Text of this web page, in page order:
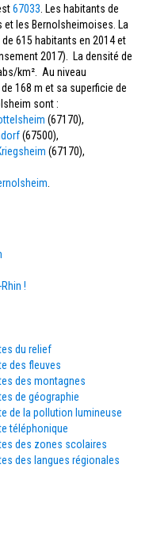
67033 . Les habitants de
les Bernolsheimoises. La
615 habitants en 2014 et
2017). La densité de
km². Au niveau
168 m et sa superficie de
sont :
(67170),
(67500),
(67170),
!
du relief
des fleuves
des montagnes
de géographie
de la pollution lumineuse
téléphonique
des zones scolaires
des langues régionales